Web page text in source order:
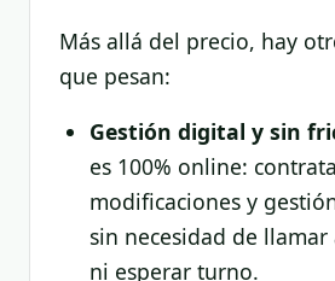
Más allá del precio, hay
que pesan:
Gestión digital y sin
es 100% online:
modificaciones y
sin necesidad de llamar
ni esperar turno.